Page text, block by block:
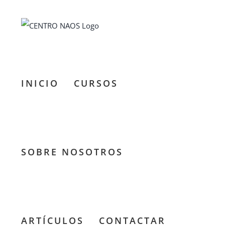
INICIO CURSOS
SOBRE NOSOTROS
ARTÍCULOS CONTACTAR